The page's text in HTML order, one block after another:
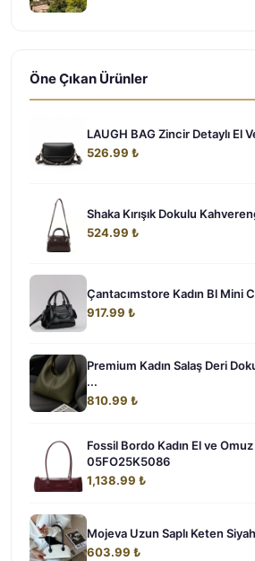
Öne Çıkan Ürünler
LAUGH BAG Zincir Detaylı El
526.99 ₺
Shaka Kırışık Dokulu
524.99 ₺
Çantacımstore Kadın Bl Mini
917.99 ₺
Premium Kadın Salaş Deri
...
810.99 ₺
Fossil Bordo Kadın El ve Omuz
05FO25K5086
1,138.99 ₺
Mojeva Uzun Saplı Keten
603.99 ₺